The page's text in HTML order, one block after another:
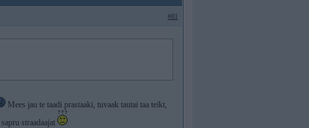
#81
Mees jau te taadi prastaaki, tuvaak tautai taa teikt,
straadaajat